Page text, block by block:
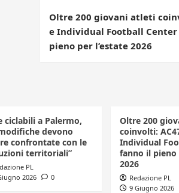
Oltre 200 giovani atleti
e Individual Football
pieno per l’estate 2026
ciclabili a Palermo,
devono
confrontate con le
territoriali”
PL
2026
0
Oltre 200
coinvolti:
Individual
fanno il pieno
2026
Redazione PL
9 Giugno 2026